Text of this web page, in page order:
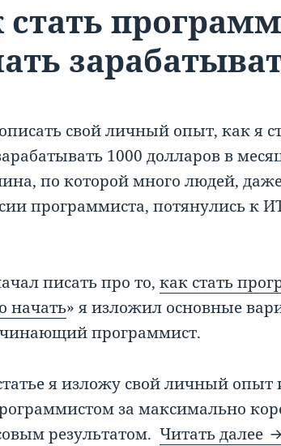
стать
свой личный опыт, как я
1000 долларов в
по которой много людей,
программиста, потянулись к
писать про то,как стать
начать» я изложил основные
программист.
я изложу свой личный
за максимально
результатом.Читать далее